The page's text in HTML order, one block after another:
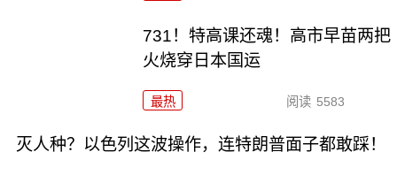
731！特高课还魂！高市早苗两把
火烧穿日本国运
最热 阅读 5583
灭人种？以色列这波操作，连特朗普面子都敢踩！